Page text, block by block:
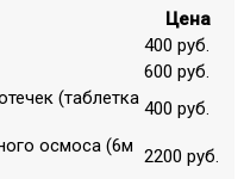
Цена
400 руб.
600 руб.
(таблетка 400 руб.
осмоса (6м 2200 руб.